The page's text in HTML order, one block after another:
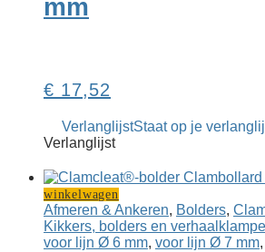
mm
€ 17,52
VerlanglijstStaat op je
Verlanglijst
winkelwagen
Afmeren & Ankeren, Bolders,
Kikkers, bolders en
voor lijn Ø 6 mm, voor lijn Ø 7 mm,